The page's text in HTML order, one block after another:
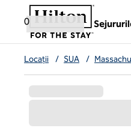
Salt la conținut
0
,deschide
Locații / SUA /